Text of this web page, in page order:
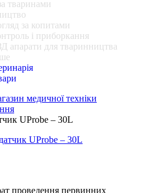
тваринами
за копитами
і приборкання
апарати для тваринництва
медичної техніки
UProbe – 30L
проведення первинних